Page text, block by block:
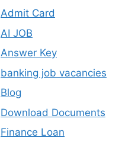
Admit Card
AI JOB
Answer Key
banking job vacancies
Blog
Download Documents
Finance Loan